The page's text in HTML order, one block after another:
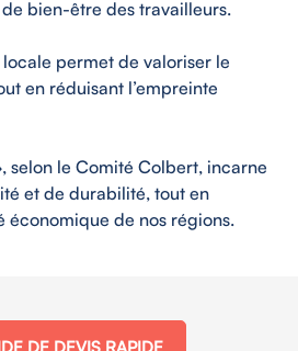
bien-être des travailleurs.
permet de valoriser le
en réduisant l’empreinte
selon le Comité Colbert, incarne
et de durabilité, tout en
économique de nos régions.